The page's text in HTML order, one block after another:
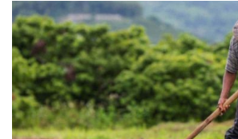
Colombia,
entre
los
socios
latinoamericanos
de
la
OCDE